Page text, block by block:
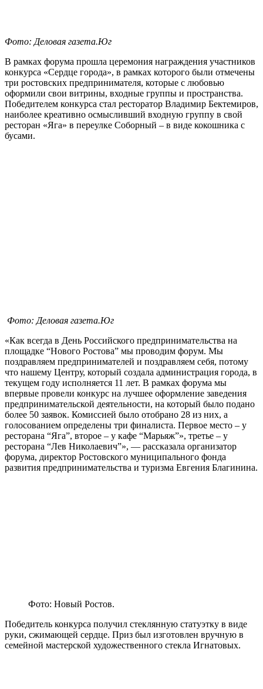
Фото: Деловая газета.Юг
В рамках форума прошла церемония награждения участников
конкурса «Сердце города», в рамках которого были отмечены
три ростовских предпринимателя, которые с любовью
оформили свои витрины, входные группы и пространства.
Победителем конкурса стал ресторатор Владимир Бектемиров,
наиболее креативно осмысливший входную группу в свой
ресторан «Яга» в переулке Соборный – в виде кокошника с
бусами.
Фото: Деловая газета.Юг
«Как всегда в День Российского предпринимательства на
площадке “Нового Ростова” мы проводим форум. Мы
поздравляем предпринимателей и поздравляем себя, потому
что нашему Центру, который создала администрация города, в
текущем году исполняется 11 лет. В рамках форума мы
впервые провели конкурс на лучшее оформление заведения
предпринимательской деятельности, на который было подано
более 50 заявок. Комиссией было отобрано 28 из них, а
голосованием определены три финалиста. Первое место – у
ресторана “Яга”, второе – у кафе “Марьяж”», третье – у
ресторана “Лев Николаевич”», — рассказала организатор
форума, директор Ростовского муниципального фонда
развития предпринимательства и туризма Евгения Благинина.
Фото: Новый Ростов.
Победитель конкурса получил стеклянную статуэтку в виде
руки, сжимающей сердце. Приз был изготовлен вручную в
семейной мастерской художественного стекла Игнатовых.